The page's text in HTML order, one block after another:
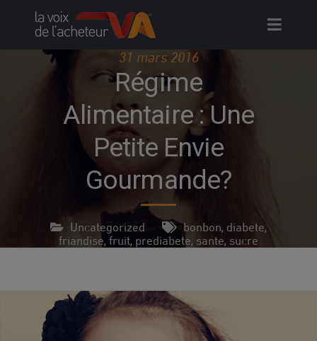
31 mars 2016
Régime
Alimentaire : Une
Petite Envie
Gourmande?
Uncategorized bonbon, diabete,
friandise, fruit, prediabete, sante, sucre